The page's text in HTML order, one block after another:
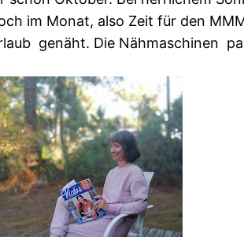
im Monat, also Zeit für den
genäht. Die Nähmaschinen